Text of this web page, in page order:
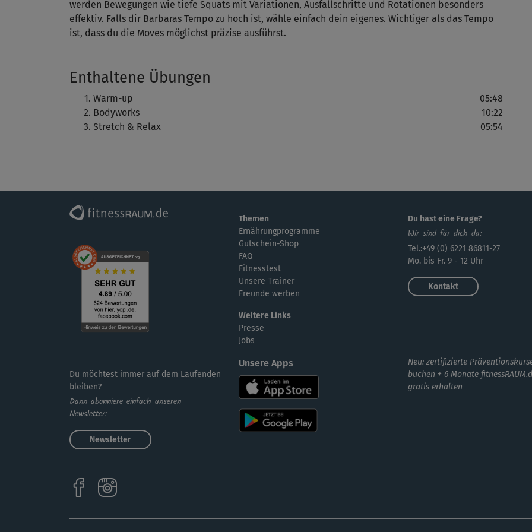
L
werden Bewegungen wie tiefe Squats mit Variationen, Ausfallschritte und Rotationen besonders
effektiv. Falls dir Barbaras Tempo zu hoch ist, wähle einfach dein eigenes. Wichtiger als das Tempo
ist, dass du die Moves möglichst präzise ausführst.
Enthaltene Übungen
Warm-up
05:48
Bodyworks
10:22
Stretch & Relax
05:54
Du möchtest immer auf dem Laufenden
bleiben?
Dann abonniere einfach unseren
Newsletter:
Newsletter
Themen
Ernährungprogramme
Gutschein-Shop
FAQ
Fitnesstest
Unsere Trainer
Freunde werben
Weitere Links
Presse
Jobs
Unsere Apps
Du hast eine Frage?
Wir sind für dich da:
Tel.:+49 (0) 6221 86811-27
Mo. bis Fr. 9 - 12 Uhr
Kontakt
Neu: zertifizierte
buchen + 6 Monate
gratis erhalten